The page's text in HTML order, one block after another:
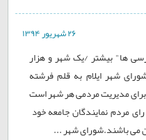
۲۶ شهريور ۱۳۹۴
ها" بیشتر /یک شهر و هزار
شهر ایلام به قلم فرشته
مدیریت مردمی هر شهر است
مردم نمایندگان جامعه خود
می باشند.شورای شهر ...